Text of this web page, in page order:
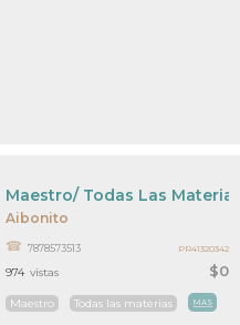
Aibonito
$0
Maestro/ Todas Las
7878573513
Maestro Todas las materias MAS
974 vistas
PR41320342